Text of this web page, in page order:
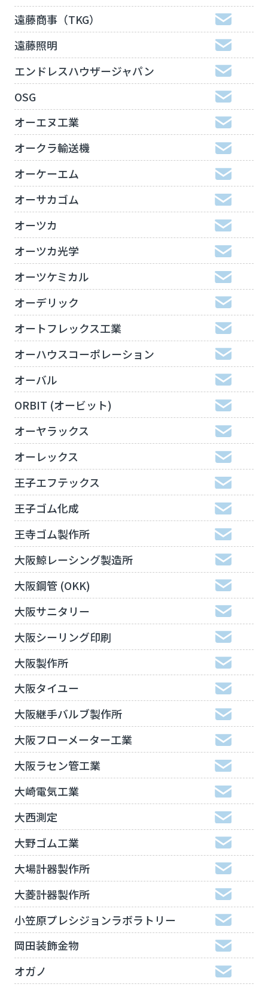
遠藤商事（TKG）
遠藤照明
エンドレスハウザージャパン
OSG
オーエヌ工業
オークラ輸送機
オーケーエム
オーサカゴム
オーツカ
オーツカ光学
オーツケミカル
オーデリック
オートフレックス工業
オーハウスコーポレーション
オーバル
ORBIT (オービット)
オーヤラックス
オーレックス
王子エフテックス
王子ゴム化成
王寺ゴム製作所
大阪鯨レーシング製造所
大阪鋼管 (OKK)
大阪サニタリー
大阪シーリング印刷
大阪製作所
大阪タイユー
大阪継手バルブ製作所
大阪フローメーター工業
大阪ラセン管工業
大崎電気工業
大西測定
大野ゴム工業
大場計器製作所
大菱計器製作所
小笠原プレシジョンラボラトリー
岡田装飾金物
オガノ